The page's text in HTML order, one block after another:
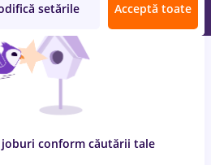
conform căutării tale
setările Acceptă toate